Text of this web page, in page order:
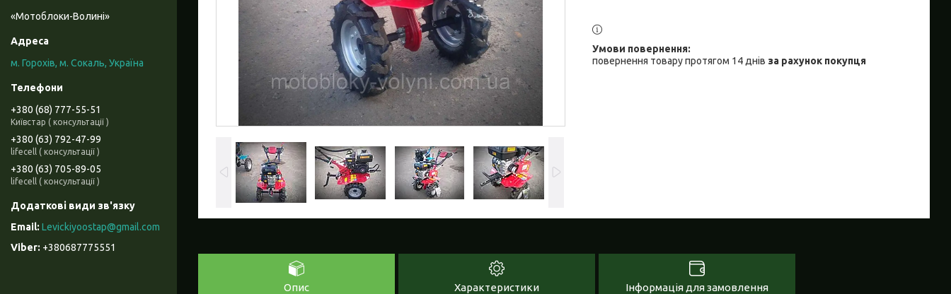
повернення товару протягом 14 днів за рахунок покупця
Опис Характеристики Інформація для замовлення
«Мотоблоки-Волині»
м. Горохів, м. Сокаль, Україна
+380 (68) 777-55-51
Київстар ( консультації )
+380 (63) 792-47-99
lifecell ( консультації )
+380 (63) 705-89-05
lifecell ( консультації )
Levickiyoostap@gmail.com
+380687775551